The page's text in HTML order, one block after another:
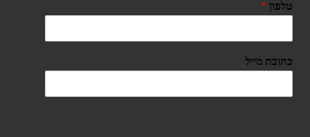
טלפון *
כתובת מייל